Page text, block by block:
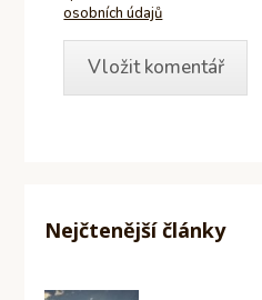
osobních údajů
Nejčtenější články